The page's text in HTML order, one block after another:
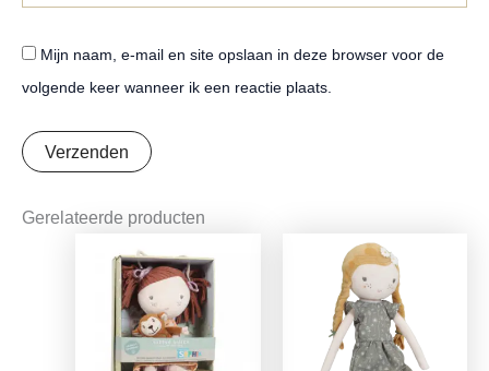
Mijn naam, e-mail en site opslaan in deze browser voor de
volgende keer wanneer ik een reactie plaats.
Gerelateerde producten
prijs
was:
€21,99.
prijs
is:
€17,37.
Oorspronkelijke
prijs
was:
€16,99.
Huidige
prijs
is:
€13,42.